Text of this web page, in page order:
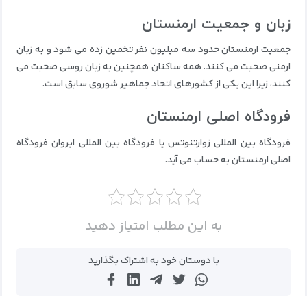
زبان و جمعیت ارمنستان
جمعیت ارمنستان حدود سه میلیون نفر تخمین زده می شود و به زبان
ارمنی صحبت می کنند. همه ساکنان همچنین به زبان روسی صحبت می
کنند، زیرا این یکی از کشورهای اتحاد جماهیر شوروی سابق است.
فرودگاه اصلی ارمنستان
فرودگاه بین المللی زوارتنوتس یا فرودگاه بین المللی ایروان فرودگاه
اصلی ارمنستان به حساب می آید.
به این مطلب امتیاز دهید
با دوستان خود به اشتراک بگذارید